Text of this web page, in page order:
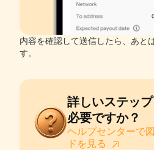
内容を確認して送信したら、あと
す。
詳しいステッ
必要ですか？
ヘルプセンターで
ドを見る⁠